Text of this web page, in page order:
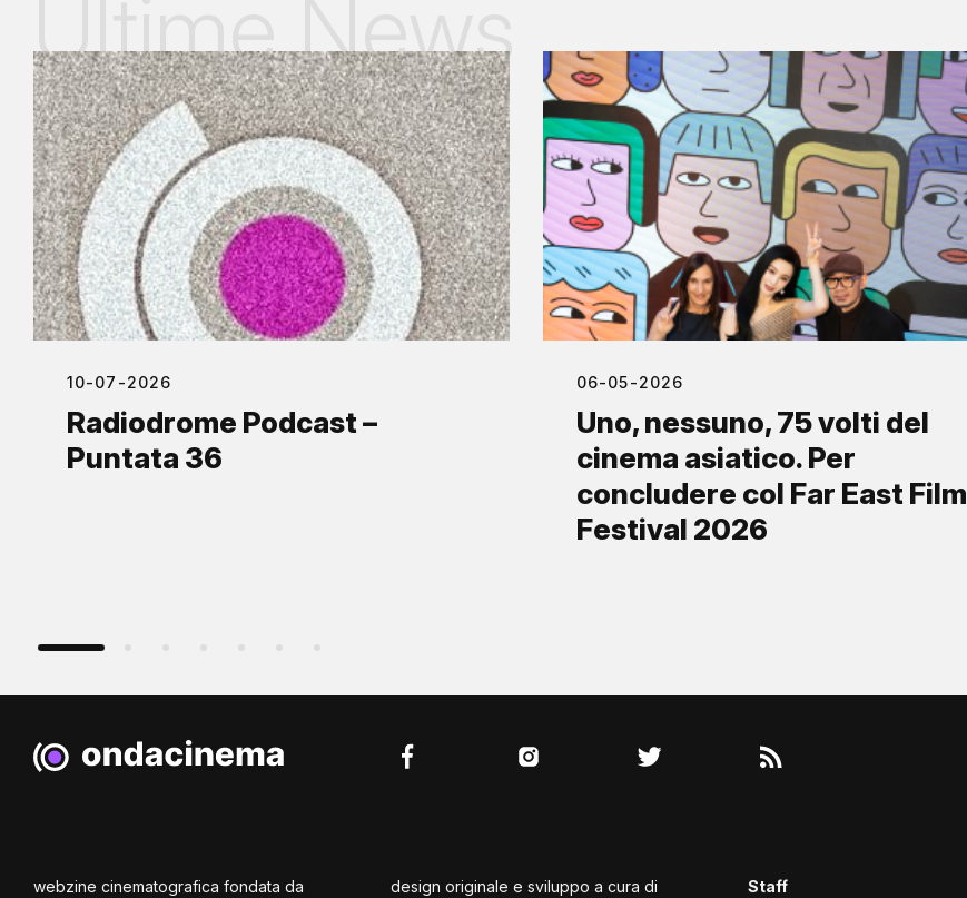
Ultime News
10-07-2026
Radiodrome Podcast –
Puntata 36
06-05-2026
Uno, nessuno, 75 volti del
cinema asiatico. Per
concludere col Far East Film
Festival 2026
webzine cinematografica fondata da design originale e sviluppo a cura di Staff